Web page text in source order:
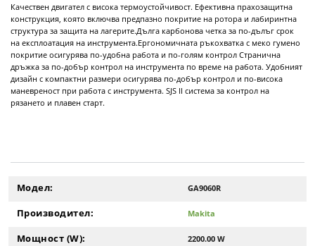
Качествен двигател с висока термоустойчивост. Ефективна прахозащитна
конструкция, която включва предпазно покритие на ротора и лабиринтна
структура за защита на лагерите.Дълга карбонова четка за по-дълъг срок
на експлоатация на инструмента.Ергономичната ръкохватка с меко гумено
покритие осигурява по-удобна работа и по-голям контрол Странична
дръжка за по-добър контрол на инструмента по време на работа. Удобният
дизайн с компактни размери осигурява по-добър контрол и по-висока
маневреност при работа с инструмента. SJS II система за контрол на
рязането и плавен старт.
Модел: GA9060R
Производител: Makita
Мощност (W): 2200.00 W